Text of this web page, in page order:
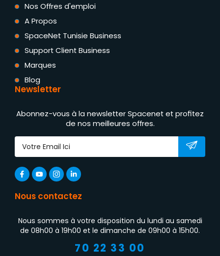
Nos Offres d'emploi
A Propos
SpaceNet Tunisie Business
Support Client Business
Marques
Blog
Newsletter
Abonnez-vous à la newsletter Spacenet et profitez
de nos meilleures offres.
Nous contactez
Nous sommes à votre disposition du lundi au samedi
de 08h00 à 19h00 et le dimanche de 09h00 à 15h00.
70 22 33 00